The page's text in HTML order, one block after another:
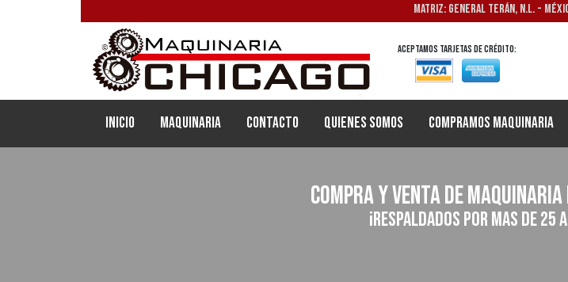
MATRIZ: GENERAL TERÁN, N.L. -
Aceptamos tarjetas de crédito:
Inicio (current)
Maquinaria Contacto Quienes Somos Compramos Maquinaria
Compra y venta de
¡Respaldados por mas de 25